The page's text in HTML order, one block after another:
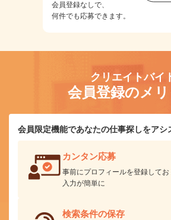
会員登録なしで、
何件でも応募できます。
クリエイトバイ
会員登録のメリ
会員限定機能であなたの仕事探しをアシ
カンタン応募
事前にプロフィールを登録して
入力が簡単に
検索条件の保存